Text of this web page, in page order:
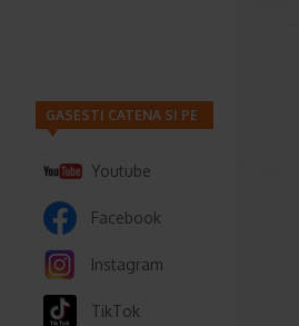
GASESTI CATENA SI PE
Youtube
Facebook
Instagram
TikTok